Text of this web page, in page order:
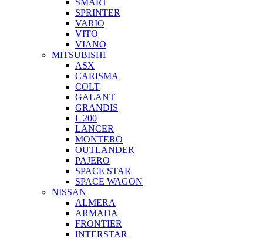
SMART
SPRINTER
VARIO
VITO
VIANO
MITSUBISHI
ASX
CARISMA
COLT
GALANT
GRANDIS
L 200
LANCER
MONTERO
OUTLANDER
PAJERO
SPACE STAR
SPACE WAGON
NISSAN
ALMERA
ARMADA
FRONTIER
INTERSTAR